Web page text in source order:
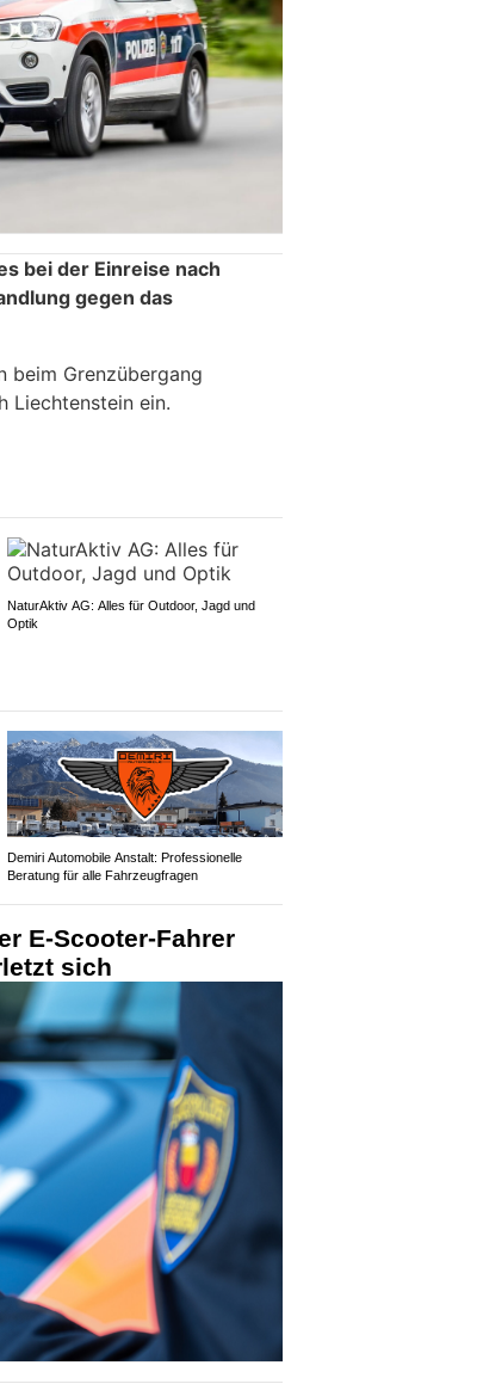
bei der Einreise nach
gegen das
beim Grenzübergang
Liechtenstein ein.
NaturAktiv AG: Alles für Outdoor, Jagd und
Optik
Demiri Automobile Anstalt: Professionelle
Beratung für alle Fahrzeugfragen
E-Scooter-Fahrer
sich